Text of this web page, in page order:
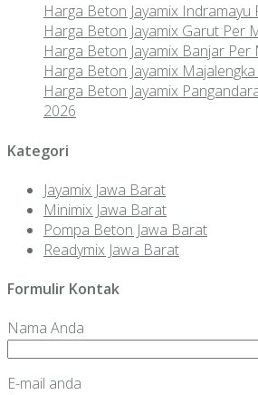
Harga Beton Jayamix
Harga Beton Jayamix Garut Per
Harga Beton Jayamix Banjar
Harga Beton Jayamix
Harga Beton Jayamix
2026
Kategori
Jayamix Jawa Barat
Minimix Jawa Barat
Pompa Beton Jawa Barat
Readymix Jawa Barat
Formulir Kontak
Nama Anda
E-mail anda